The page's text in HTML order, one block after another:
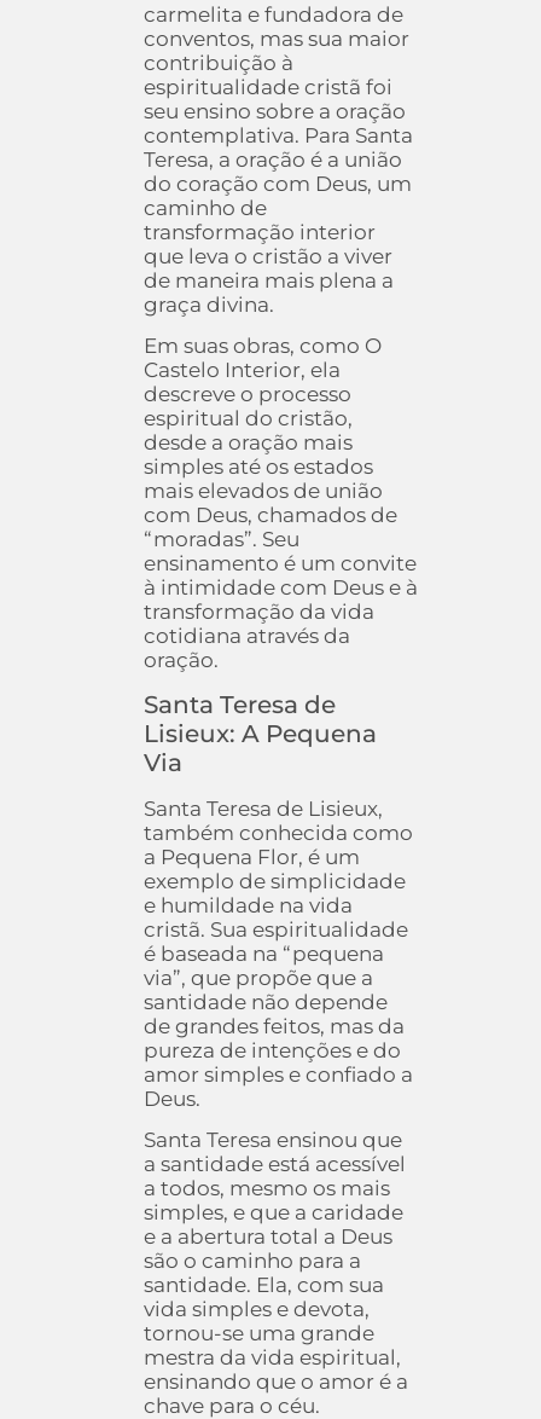
carmelita e fundadora de
conventos, mas sua maior
contribuição à
espiritualidade cristã foi
seu ensino sobre a oração
contemplativa. Para Santa
Teresa, a oração é a união
do coração com Deus, um
caminho de
transformação interior
que leva o cristão a viver
de maneira mais plena a
graça divina.
Em suas obras, como O
Castelo Interior, ela
descreve o processo
espiritual do cristão,
desde a oração mais
simples até os estados
mais elevados de união
com Deus, chamados de
“moradas”. Seu
ensinamento é um convite
à intimidade com Deus e à
transformação da vida
cotidiana através da
oração.
Santa Teresa de
Lisieux: A Pequena
Via
Santa Teresa de Lisieux,
também conhecida como
a Pequena Flor, é um
exemplo de simplicidade
e humildade na vida
cristã. Sua espiritualidade
é baseada na “pequena
via”, que propõe que a
santidade não depende
de grandes feitos, mas da
pureza de intenções e do
amor simples e confiado a
Deus.
Santa Teresa ensinou que
a santidade está acessível
a todos, mesmo os mais
simples, e que a caridade
e a abertura total a Deus
são o caminho para a
santidade. Ela, com sua
vida simples e devota,
tornou-se uma grande
mestra da vida espiritual,
ensinando que o amor é a
chave para o céu.